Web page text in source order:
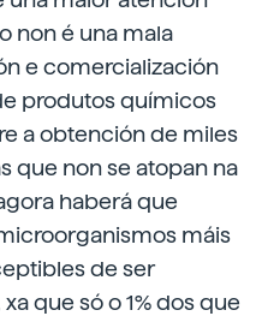
non é una mala
e comercialización
produtos químicos
a obtención de miles
que non se atopan na
haberá que
máis
de ser
que só o 1% dos que